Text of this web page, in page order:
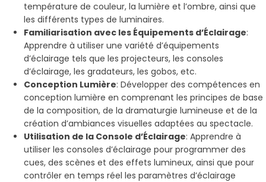
température de couleur, la lumière et l’ombre, ainsi que
les différents types de luminaires.
Familiarisation avec les Équipements d’Éclairage:
Apprendre à utiliser une variété d’équipements
d’éclairage tels que les projecteurs, les consoles
d’éclairage, les gradateurs, les gobos, etc.
Conception Lumière: Développer des compétences en
conception lumière en comprenant les principes de base
de la composition, de la dramaturgie lumineuse et de la
création d’ambiances visuelles adaptées au spectacle.
Utilisation de la Console d’Éclairage: Apprendre à
utiliser les consoles d’éclairage pour programmer des
cues, des scènes et des effets lumineux, ainsi que pour
contrôler en temps réel les paramètres d’éclairage